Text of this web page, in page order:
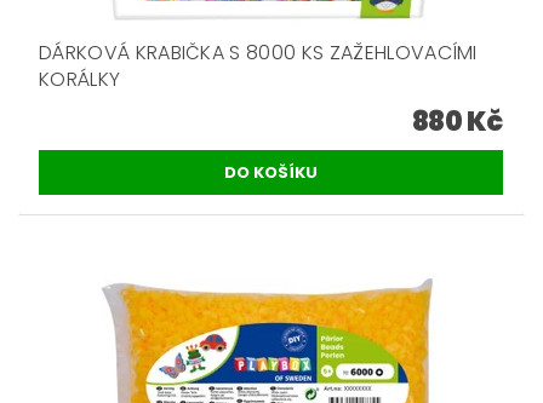
DÁRKOVÁ KRABIČKA S 8000 KS ZAŽEHLOVACÍMI
KORÁLKY
880 Kč